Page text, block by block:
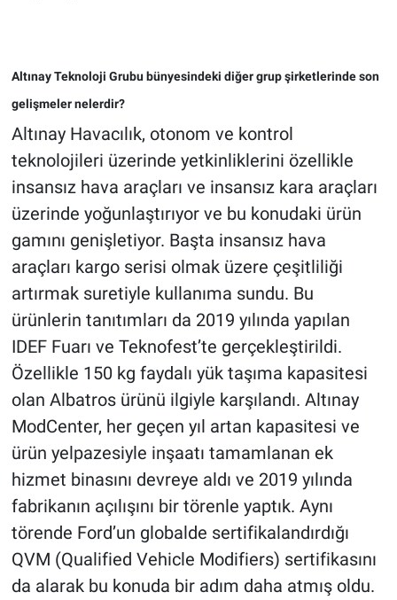
Altınay Teknoloji Grubu bünyesindeki diğer grup şirketlerinde son
gelişmeler nelerdir?
Altınay Havacılık, otonom ve kontrol
teknolojileri üzerinde yetkinliklerini özellikle
insansız hava araçları ve insansız kara araçları
üzerinde yoğunlaştırıyor ve bu konudaki ürün
gamını genişletiyor. Başta insansız hava
araçları kargo serisi olmak üzere çeşitliliği
artırmak suretiyle kullanıma sundu. Bu
ürünlerin tanıtımları da 2019 yılında yapılan
IDEF Fuarı ve Teknofest’te gerçekleştirildi.
Özellikle 150 kg faydalı yük taşıma kapasitesi
olan Albatros ürünü ilgiyle karşılandı. Altınay
ModCenter, her geçen yıl artan kapasitesi ve
ürün yelpazesiyle inşaatı tamamlanan ek
hizmet binasını devreye aldı ve 2019 yılında
fabrikanın açılışını bir törenle yaptık. Aynı
törende Ford’un globalde sertifikalandırdığı
QVM (Qualified Vehicle Modifiers) sertifikasını
da alarak bu konuda bir adım daha atmış oldu.